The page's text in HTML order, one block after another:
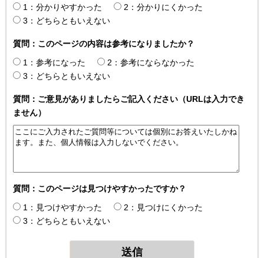
1：分かりやすかった
2：分かりにくかった
3：どちらともいえない
質問：このページの内容は参考になりましたか？
1：参考になった
2：参考にならなかった
3：どちらともいえない
質問：ご意見がありましたらご記入ください（URLは入力でき
ません）
質問：このページは見つけやすかったですか？
1：見つけやすかった
2：見つけにくかった
3：どちらともいえない